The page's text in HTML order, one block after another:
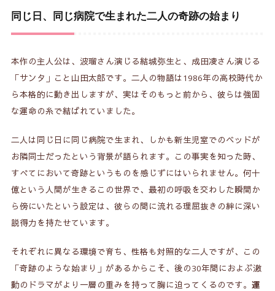
2.
過去と現在が美しくオーバーラップするバスの描
3.
4.30年間のすれ違いと、ドラマティックな本屋での
再会
りする瞬間
皆さまの「3月」がもっと愛おしくなる作品
7.関連記事
同じ日、同じ病院で生まれた二人の奇跡の始まり
本作の主人公は、波瑠さん演じる結城弥生と、成田凌さん演じる
「サンタ」こと山田太郎です。二人の物語は1986年の高校時代か
ら本格的に動き出しますが、実はそのもっと前から、彼らは強固
な運命の糸で結ばれていました。
二人は同じ日に同じ病院で生まれ、しかも新生児室でのベッドが
お隣同士だったという背景が語られます。この事実を知った時、
すべてにおいて奇跡というものを感じずにはいられません。何十
億という人間が生きるこの世界で、最初の呼吸を交わした瞬間か
ら傍にいたという設定は、彼らの間に流れる理屈抜きの絆に深い
説得力を持たせています。
それぞれに異なる環境で育ち、性格も対照的な二人ですが、この
「奇跡のような始まり」があるからこそ、後の30年間におよぶ激
動のドラマがより一層の重みを持って胸に迫ってくるのです。
運